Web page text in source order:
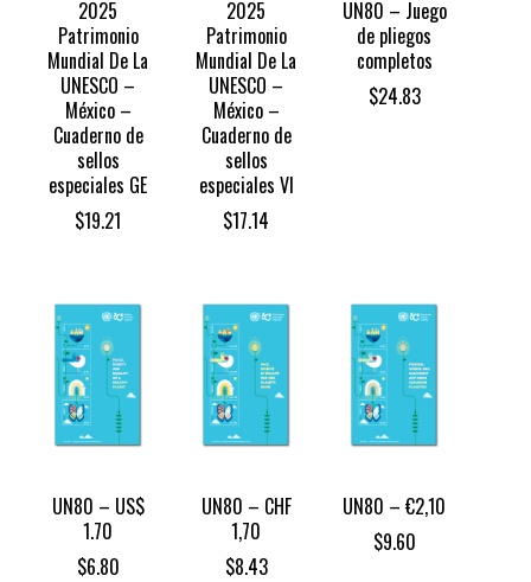
2025
Patrimonio
Mundial De La
UNESCO –
México –
Cuaderno de
sellos
especiales GE
$19.21
2025
Patrimonio
Mundial De La
UNESCO –
México –
Cuaderno de
sellos
especiales VI
$17.14
UN80 – Juego
de pliegos
completos
$24.83
UN80 – US$
1.70
$6.80
UN80 – CHF
1,70
$8.43
UN80 – €2,10
$9.60